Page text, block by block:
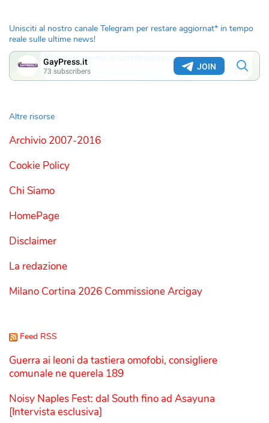
Unisciti al nostro canale Telegram per restare aggiornat* in tempo
reale sulle ultime news!
Altre risorse
Archivio 2007-2016
Cookie Policy
Chi Siamo
HomePage
Disclaimer
La redazione
Milano Cortina 2026 Commissione Arcigay
Feed RSS
Guerra ai leoni da tastiera omofobi, consigliere
comunale ne querela 189
Noisy Naples Fest: dal South fino ad Asayuna
[Intervista esclusiva]